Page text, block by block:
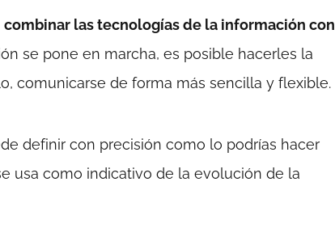
combinar las tecnologías de la información con
se pone en marcha, es posible hacerles la
comunicarse de forma más sencilla y flexible.
definir con precisión como lo podrías hacer
usa como indicativo de la evolución de la